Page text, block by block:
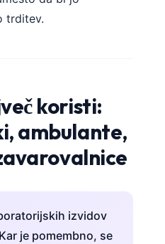
trditev.
koristi:
ambulante,
izvidov
je pomembno, se